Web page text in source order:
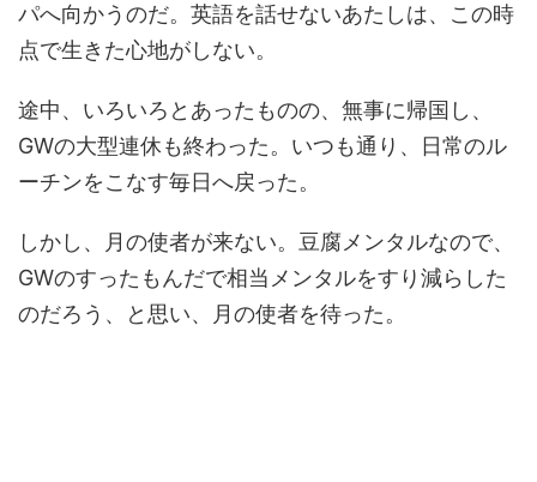
パへ向かうのだ。英語を話せないあたしは、この時
点で生きた心地がしない。
途中、いろいろとあったものの、無事に帰国し、
GWの大型連休も終わった。いつも通り、日常のル
ーチンをこなす毎日へ戻った。
しかし、月の使者が来ない。豆腐メンタルなので、
GWのすったもんだで相当メンタルをすり減らした
のだろう、と思い、月の使者を待った。